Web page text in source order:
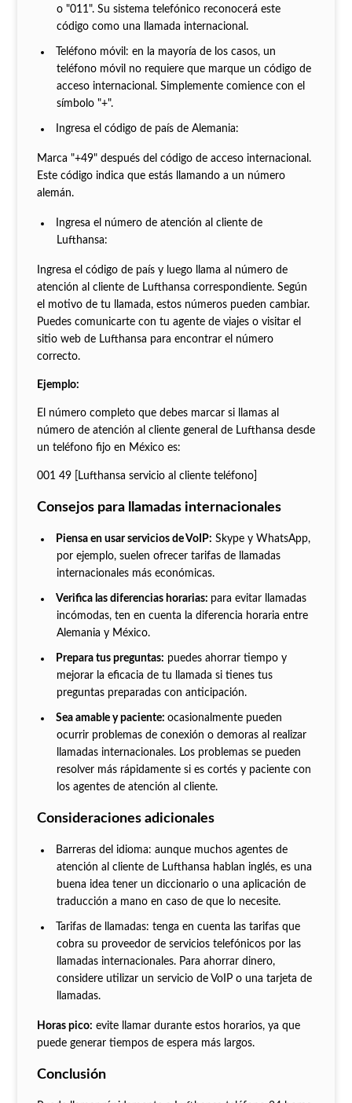
o "011". Su sistema telefónico reconocerá este
código como una llamada internacional.
Teléfono móvil: en la mayoría de los casos, un
teléfono móvil no requiere que marque un código de
acceso internacional. Simplemente comience con el
símbolo "+".
Ingresa el código de país de Alemania:
Marca "+49" después del código de acceso internacional.
Este código indica que estás llamando a un número
alemán.
Ingresa el número de atención al cliente de
Lufthansa:
Ingresa el código de país y luego llama al número de
atención al cliente de Lufthansa correspondiente. Según
el motivo de tu llamada, estos números pueden cambiar.
Puedes comunicarte con tu agente de viajes o visitar el
sitio web de Lufthansa para encontrar el número
correcto.
Ejemplo:
El número completo que debes marcar si llamas al
número de atención al cliente general de Lufthansa desde
un teléfono fijo en México es:
001 49 [Lufthansa servicio al cliente teléfono]
Consejos para llamadas internacionales
Piensa en usar servicios de VoIP: Skype y WhatsApp,
por ejemplo, suelen ofrecer tarifas de llamadas
internacionales más económicas.
Verifica las diferencias horarias: para evitar llamadas
incómodas, ten en cuenta la diferencia horaria entre
Alemania y México.
Prepara tus preguntas: puedes ahorrar tiempo y
mejorar la eficacia de tu llamada si tienes tus
preguntas preparadas con anticipación.
Sea amable y paciente:ocasionalmente pueden
ocurrir problemas de conexión o demoras al realizar
llamadas internacionales. Los problemas se pueden
resolver más rápidamente si es cortés y paciente con
los agentes de atención al cliente.
Consideraciones adicionales
Barreras del idioma: aunque muchos agentes de
atención al cliente de Lufthansa hablan inglés, es una
buena idea tener un diccionario o una aplicación de
traducción a mano en caso de que lo necesite.
Tarifas de llamadas: tenga en cuenta las tarifas que
cobra su proveedor de servicios telefónicos por las
llamadas internacionales. Para ahorrar dinero,
considere utilizar un servicio de VoIP o una tarjeta de
llamadas.
Horas pico: evite llamar durante estos horarios, ya que
puede generar tiempos de espera más largos.
Conclusión